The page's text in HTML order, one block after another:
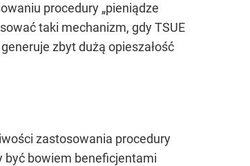
procedury „pieniądze
taki mechanizm, gdy TSUE
zbyt dużą opieszałość
zastosowania procedury
być bowiem beneficjentami